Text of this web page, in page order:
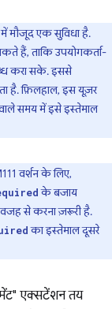
मौजूद एक सुविधा है.
हैं, ताकि उपयोगकर्ता-
करा सके. इससे
है. फ़िलहाल, इस यूज़र
समय में इसे इस्तेमाल
वर्शन के लिए,
के बजाय
से करना ज़रूरी है.
का इस्तेमाल दूसरे
एक्सटेंशन तय